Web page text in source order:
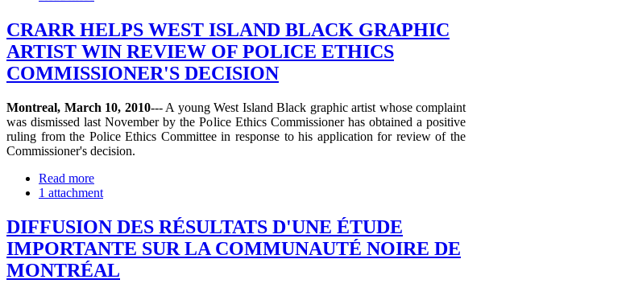
CRARR HELPS WEST ISLAND BLACK GRAPHIC
ARTIST WIN REVIEW OF POLICE ETHICS
COMMISSIONER'S DECISION
Montreal, March 10, 2010--- A young West Island Black graphic artist whose complaint
was dismissed last November by the Police Ethics Commissioner has obtained a positive
ruling from the Police Ethics Committee in response to his application for review of the
Commissioner's decision.
Read more
1 attachment
DIFFUSION DES RÉSULTATS D'UNE ÉTUDE
IMPORTANTE SUR LA COMMUNAUTÉ NOIRE DE
MONTRÉAL